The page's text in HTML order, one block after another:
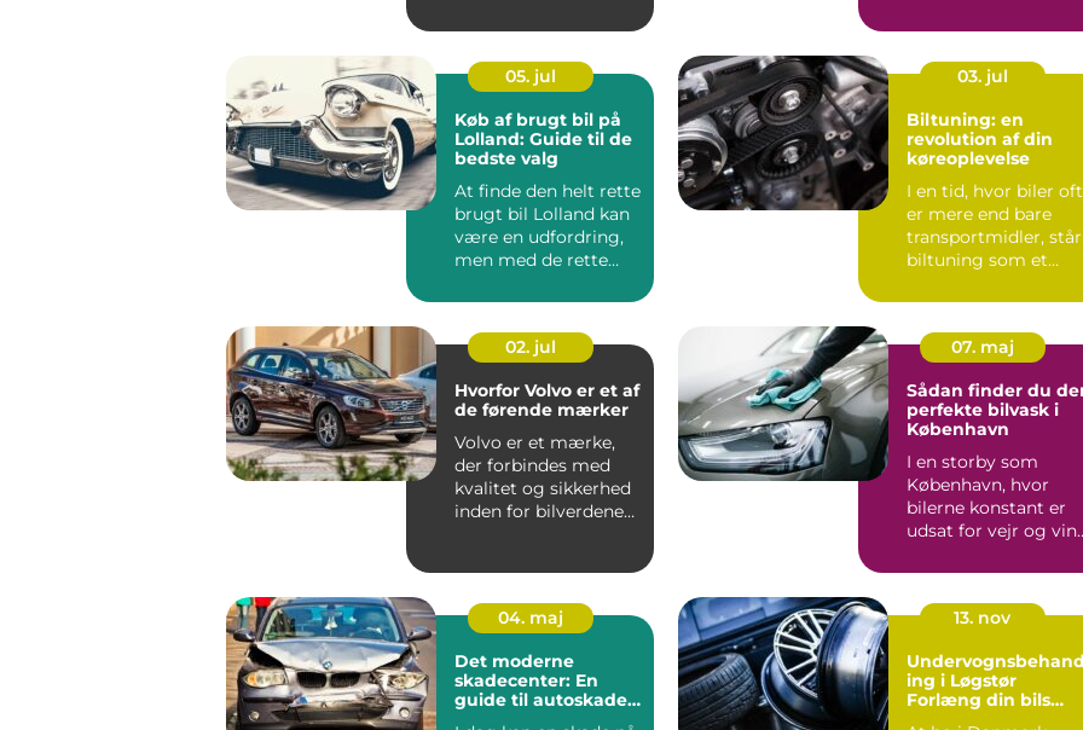
05. jul
Køb af brugt bil på
Lolland: Guide til de
bedste valg
At finde den helt rette
brugt bil Lolland kan
være en udfordring,
men med de rette
03. jul
Biltuning: en
revolution af din
køreoplevelse
I en tid, hvor biler
er mere end bare
transportmidler, står
biltuning som et
02. jul
Hvorfor Volvo er et af
de førende mærker
Volvo er et mærke,
der forbindes med
kvalitet og sikkerhed
inden for bilverdenen.
07. maj
Sådan finder du
perfekte bilvask i
København
I en storby som
København, hvor
bilerne konstant er
udsat for vejr og
04. maj
Det moderne
skadecenter: En
guide til autoskader
13. nov
ing i Løgstør
Forlæng din bils